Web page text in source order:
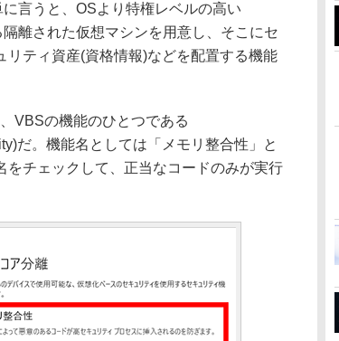
言うと、OSより特権レベルの高い
離された仮想マシンを用意し、そこにセ
ティ資産(資格情報)などを配置する機能
VBSの機能のひとつである
だ。機能名としては「メモリ整合性」と
チェックして、正当なコードのみが実行